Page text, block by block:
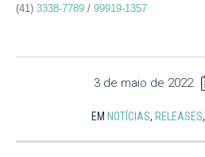
(41) 3338-7789 / 99919-1357
3 de maio de 2022
EM NOTÍCIAS, RELEASES,